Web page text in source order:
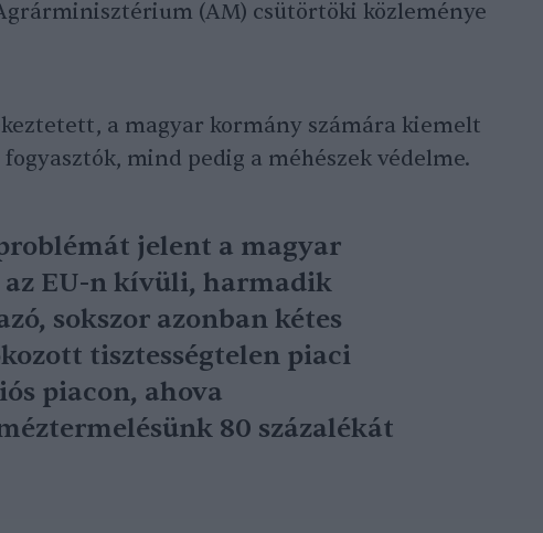
(AM) csütörtöki közleménye
a magyar kormány számára kiemelt
mind pedig a méhészek védelme.
jelent a magyar
az EU-n kívüli, harmadik
sokszor azonban kétes
tisztességtelen piaci
piacon, ahova
80 százalékát